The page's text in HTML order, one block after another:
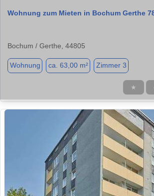
Wohnung zum Mieten in Bochum Gerthe
Bochum / Gerthe, 44805
Wohnung ca. 63,00 m² Zimmer 3
★